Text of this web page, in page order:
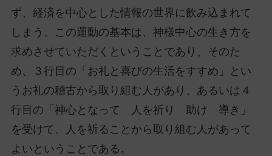
ず、経済を中心とした情報の世界に飲み込まれて
しまう。この運動の基本は、神様中心の生き方を
求めさせていただくということであり、そのた
め、３行目の「お礼と喜びの生活をすすめ」とい
うお礼の稽古から取り組む人があり、あるいは４
行目の「神心となって 人を祈り 助け 導き」
を受けて、人を祈ることから取り組む人があって
よいということである。